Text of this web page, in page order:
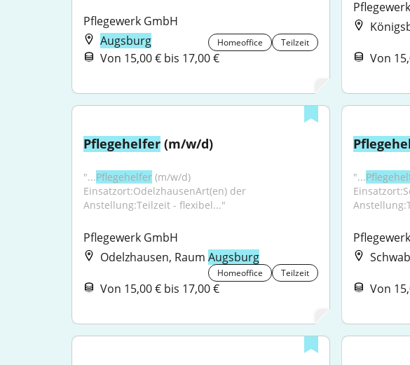
Pflegewerk GmbH
Augsburg
Homeoffice Teilzeit
Von 15,00 € bis 17,00 € Von
Pflegehelfer (m/w/d)
"...Pflegehelfer (m/w/d)
Einsatzort:OdelzhausenArt(en) der
Anstellung:Teilzeit - flexibel..."
Pflegewerk GmbH
Odelzhausen, Raum Augsburg
Homeoffice Teilzeit
Von 15,00 € bis 17,00 €
"...
Von